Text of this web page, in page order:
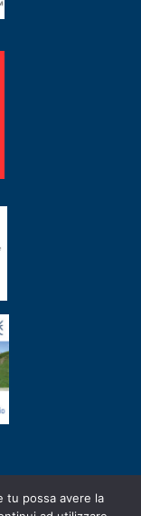
tu possa avere la